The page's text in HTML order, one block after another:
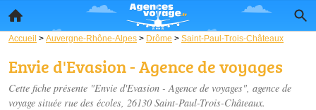
Accueil > Auvergne-Rhône-Alpes > Drôme > Saint-Paul-Trois-Châteaux
Envie d'Evasion - Agence de voyages
Cette fiche présente "Envie d'Evasion - Agence de voyages", agence de
voyage située rue des écoles, 26130 Saint-Paul-Trois-Châteaux.